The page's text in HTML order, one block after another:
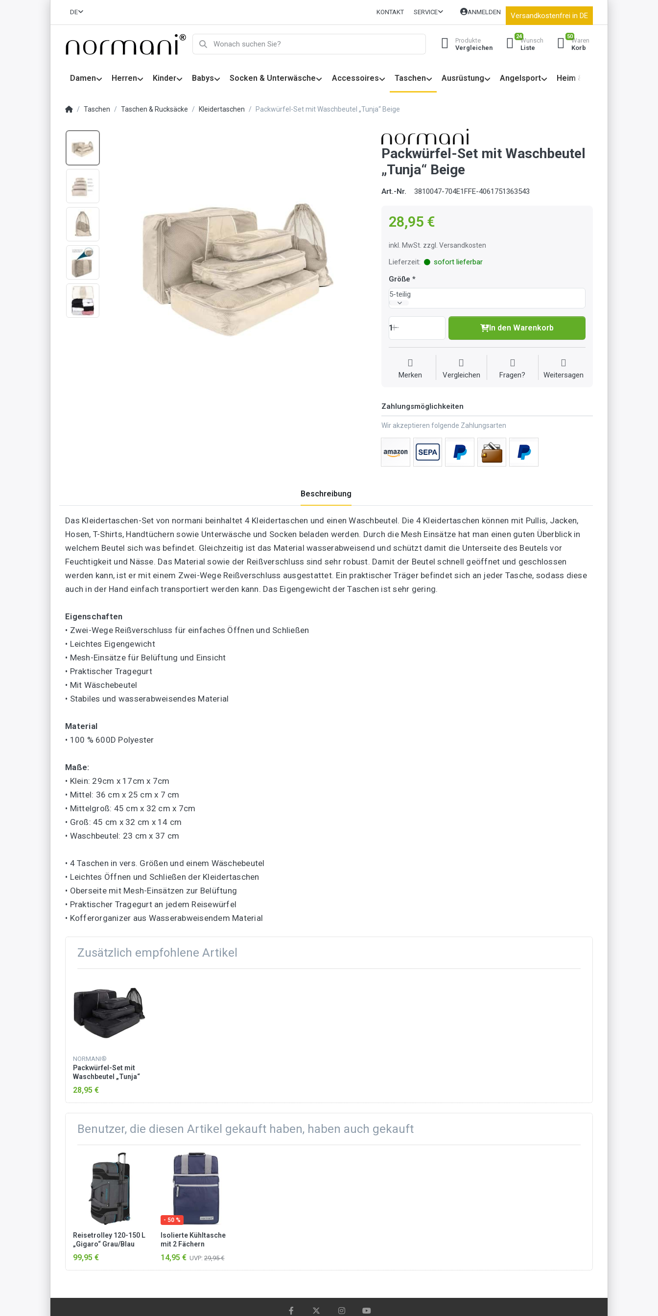
DE KONTAKT SERVICE ANMELDEN Versandkostenfrei in DE
Produkte
Vergleichen
24
Wunsch
Liste
50
Waren
Korb
Damen Herren Kinder Babys Socken & Unterwäsche Accessoires Taschen Ausrüstung Angelsport Heim & Garten
Taschen Taschen & Rucksäcke Kleidertaschen Packwürfel-Set mit Waschbeutel „Tunja“ Beige
Packwürfel-Set mit Waschbeutel
„Tunja“ Beige
Art.-Nr. 3810047-704E1FFE-4061751363543
28,95 €
inkl. MwSt. zzgl. Versandkosten
Lieferzeit:
sofort lieferbar
Größe
5-teilig
1 In den Warenkorb
Merken Vergleichen Fragen? Weitersagen
Zahlungsmöglichkeiten
Wir akzeptieren folgende Zahlungsarten
Beschreibung
Das Kleidertaschen-Set von normani beinhaltet 4 Kleidertaschen und einen Waschbeutel. Die 4 Kleidertaschen können mit Pullis, Jacken,
Hosen, T-Shirts, Handtüchern sowie Unterwäsche und Socken beladen werden. Durch die Mesh Einsätze hat man einen guten Überblick in
welchem Beutel sich was befindet. Gleichzeitig ist das Material wasserabweisend und schützt damit die Unterseite des Beutels vor
Feuchtigkeit und Nässe. Das Material sowie der Reißverschluss sind sehr robust. Damit der Beutel schnell geöffnet und geschlossen
werden kann, ist er mit einem Zwei-Wege Reißverschluss ausgestattet. Ein praktischer Träger befindet sich an jeder Tasche, sodass diese
auch in der Hand einfach transportiert werden kann. Das Eigengewicht der Taschen ist sehr gering.
Eigenschaften
• Zwei-Wege Reißverschluss für einfaches Öffnen und Schließen
• Leichtes Eigengewicht
• Mesh-Einsätze für Belüftung und Einsicht
• Praktischer Tragegurt
• Mit Wäschebeutel
• Stabiles und wasserabweisendes Material
Material
• 100 % 600D Polyester
Maße:
• Klein: 29cm x 17cm x 7cm
• Mittel: 36 cm x 25 cm x 7 cm
• Mittelgroß: 45 cm x 32 cm x 7cm
• Groß: 45 cm x 32 cm x 14 cm
• Waschbeutel: 23 cm x 37 cm
• 4 Taschen in vers. Größen und einem Wäschebeutel
• Leichtes Öffnen und Schließen der Kleidertaschen
• Oberseite mit Mesh-Einsätzen zur Belüftung
• Praktischer Tragegurt an jedem Reisewürfel
• Kofferorganizer aus Wasserabweisendem Material
Zusätzlich empfohlene Artikel
NORMANI®
Packwürfel-Set mit
Waschbeutel „Tunja“
Schwarz
28,95 €
Benutzer, die diesen Artikel gekauft haben, haben auch gekauft
Reisetrolley 120-150 L
„Gigaro“ Grau/Blau
99,95 €
- 50 %
Isolierte Kühltasche
mit 2 Fächern
„Astana“ 30 l Navy
14,95 € UVP: 29,95 €